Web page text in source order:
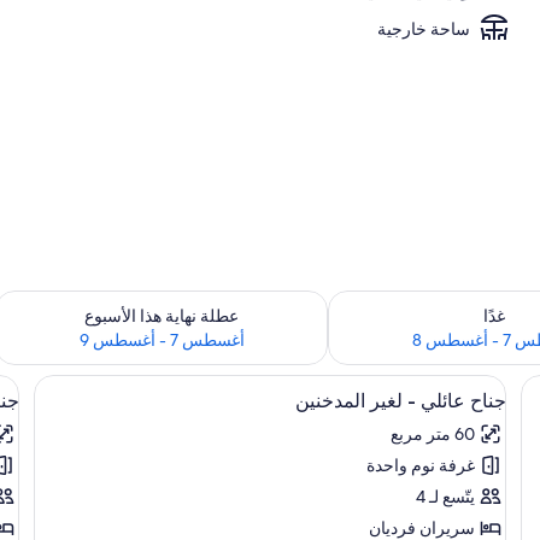
ساحة خارجية
غدًا
8
لغد للفترة أغسطس 7 - أغسطس 8
عطلة نهاية هذا الأسبوع
أغسطس 7 - أغسطس 9
تحقق من مدى التوفر لعطلة نهاية هذا الأسبوع
يتكيف مع شكل الجسم وميني بار
استعراض
جميع
صور
جناح
عائلي
-
أغطية فراش متميزة وأسرّة بإسفنج
10
جناح عائلي - لغير المدخنين
60 متر مربع
غرفة نوم واحدة
يتّسع لـ 4
سريران فرديان
-